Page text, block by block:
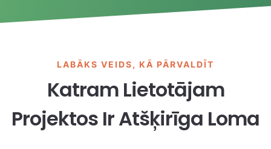
LABĀKS VEIDS, KĀ PĀRVALDĪT
Katram Lietotājam
Projektos Ir Atšķirīga Loma